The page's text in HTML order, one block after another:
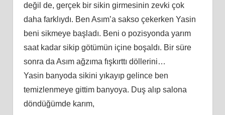
değil de, gerçek bir sikin girmesinin zevki çok
daha farklıydı. Ben Asım’a sakso çekerken Yasin
beni sikmeye başladı. Beni o pozisyonda yarım
saat kadar sikip götümün içine boşaldı. Bir süre
sonra da Asım ağzıma fışkırttı döllerini…
Yasin banyoda sikini yıkayıp gelince ben
temizlenmeye gittim banyoya. Duş alıp salona
döndüğümde karım,